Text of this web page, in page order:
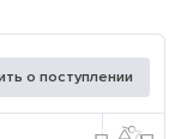
о поступлении